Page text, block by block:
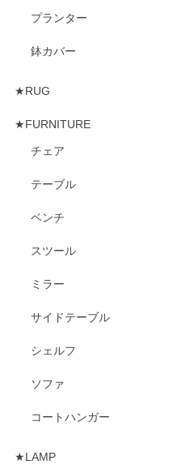
プランター
鉢カバー
★RUG
★FURNITURE
チェア
テーブル
ベンチ
スツール
ミラー
サイドテーブル
シェルフ
ソファ
コートハンガー
★LAMP